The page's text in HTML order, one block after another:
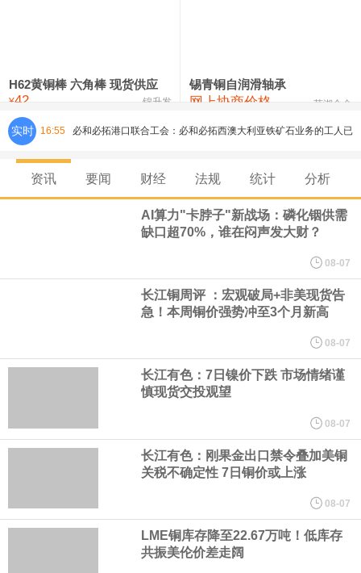
氯化镍 38,300—40,300 39,300 0
H62黄铜棒 六角棒 现货供应
¥42 锦升发
锡青铜自润滑轴承
网上协商价格 芜湖合金
实时 16:55 必和必拓港口联合工会：必和必拓西澳大利亚铁矿石业务的工人已
8月7日，宇树科技董事长王兴兴网上路演时表示，报告期内，公司
元，最近3年复合增长率达70.36%，呈快速增长趋势，并形成多项
（含境内发明专利20项）。
宇树科技董事长、总经理兼首席技术官王兴兴在网上路演时表示，
成技术、高紧凑度机器人身体集成技术、机器人激光雷达全自研核
资讯 要闻 财经 法规 统计 分析
AI算力"卡脖子"新战场：磷化铟供需
缺口超70%，谁在闷声发大财？
08-07
长江铜周评 ：宏观破局+非美现货告
急！本周铜价强势冲至3个月新高
08-07
长江有色：7日镍价下跌 市场情绪谨
慎现货交投观望
08-07
长江有色：刚果金出口禁令叠加美铜
关税不确定性 7日铜价或上涨
08-07
LME铜库存降至22.67万吨！低库存
共振美伦价差走阔